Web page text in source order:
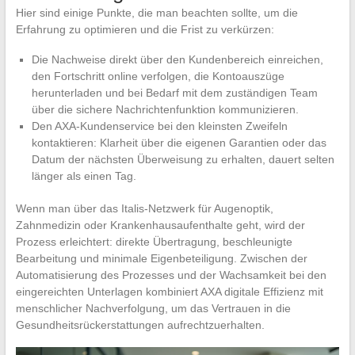
Hier sind einige Punkte, die man beachten sollte, um die
Erfahrung zu optimieren und die Frist zu verkürzen:
Die Nachweise direkt über den Kundenbereich einreichen,
den Fortschritt online verfolgen, die Kontoauszüge
herunterladen und bei Bedarf mit dem zuständigen Team
über die sichere Nachrichtenfunktion kommunizieren.
Den AXA-Kundenservice bei den kleinsten Zweifeln
kontaktieren: Klarheit über die eigenen Garantien oder das
Datum der nächsten Überweisung zu erhalten, dauert selten
länger als einen Tag.
Wenn man über das Italis-Netzwerk für Augenoptik,
Zahnmedizin oder Krankenhausaufenthalte geht, wird der
Prozess erleichtert: direkte Übertragung, beschleunigte
Bearbeitung und minimale Eigenbeteiligung. Zwischen der
Automatisierung des Prozesses und der Wachsamkeit bei den
eingereichten Unterlagen kombiniert AXA digitale Effizienz mit
menschlicher Nachverfolgung, um das Vertrauen in die
Gesundheitsrückerstattungen aufrechtzuerhalten.